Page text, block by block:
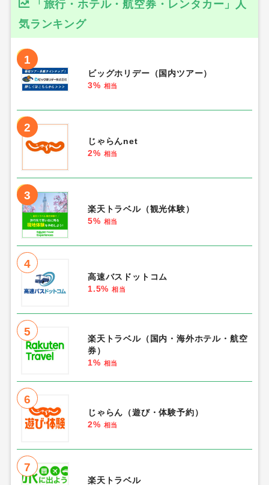
「旅行・ホテル・航空券・レンタカー」人
気ランキング
1
ビッグホリデー（国内ツアー）
3% 相当
2
じゃらんnet
2% 相当
3
楽天トラベル（観光体験）
5% 相当
4
高速バスドットコム
1.5% 相当
5
楽天トラベル（国内・海外ホテル・航空
券）
1% 相当
6
じゃらん（遊び・体験予約）
2% 相当
7
楽天トラベル